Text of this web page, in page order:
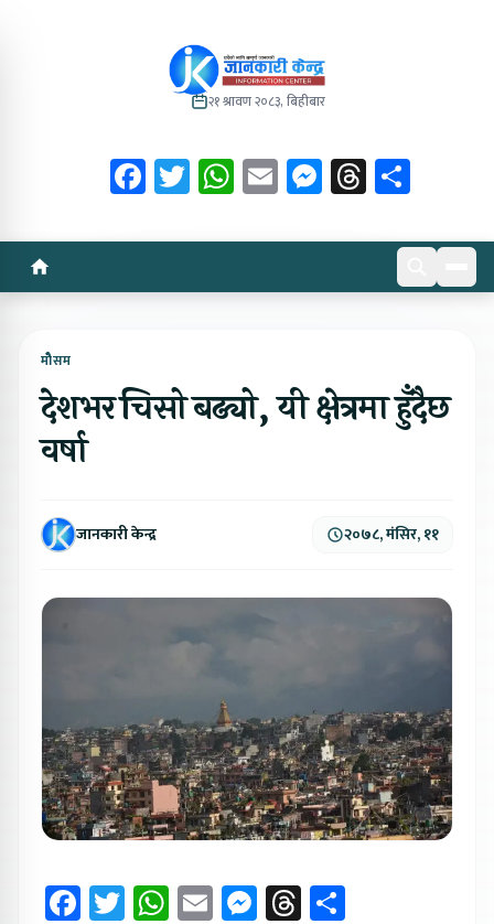
२१ श्रावण २०८३, बिहीबार
Facebook
Twitter
WhatsApp
EmailMessenger
Threads
मोेैसम
देशभर चिसो बढ्यो, यी क्षेत्रमा हुँदैछ
वर्षा
जानकारी केन्द्र २०७८, मंसिर, ११
Facebook
Twitter
WhatsApp
EmailMessenger
Threads